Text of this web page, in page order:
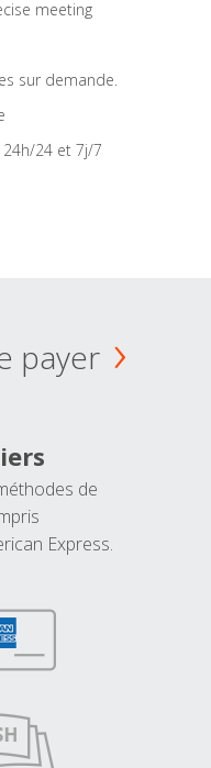
meeting
sur demande.
24 et 7j/7
payer
de
Express.